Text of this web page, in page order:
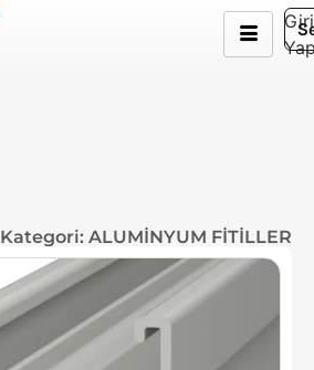
Kategori: ALUMİNYUM FİTİLLER